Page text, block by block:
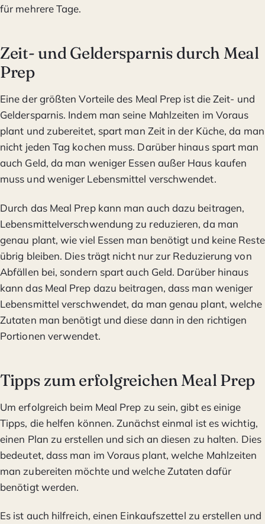
für mehrere Tage.
Zeit- und Geldersparnis durch Meal
Prep
Eine der größten Vorteile des Meal Prep ist die Zeit- und
Geldersparnis. Indem man seine Mahlzeiten im Voraus
plant und zubereitet, spart man Zeit in der Küche, da man
nicht jeden Tag kochen muss. Darüber hinaus spart man
auch Geld, da man weniger Essen außer Haus kaufen
muss und weniger Lebensmittel verschwendet.
Durch das Meal Prep kann man auch dazu beitragen,
Lebensmittelverschwendung zu reduzieren, da man
genau plant, wie viel Essen man benötigt und keine Reste
übrig bleiben. Dies trägt nicht nur zur Reduzierung von
Abfällen bei, sondern spart auch Geld. Darüber hinaus
kann das Meal Prep dazu beitragen, dass man weniger
Lebensmittel verschwendet, da man genau plant, welche
Zutaten man benötigt und diese dann in den richtigen
Portionen verwendet.
Tipps zum erfolgreichen Meal Prep
Um erfolgreich beim Meal Prep zu sein, gibt es einige
Tipps, die helfen können. Zunächst einmal ist es wichtig,
einen Plan zu erstellen und sich an diesen zu halten. Dies
bedeutet, dass man im Voraus plant, welche Mahlzeiten
man zubereiten möchte und welche Zutaten dafür
benötigt werden.
Es ist auch hilfreich, einen Einkaufszettel zu erstellen und